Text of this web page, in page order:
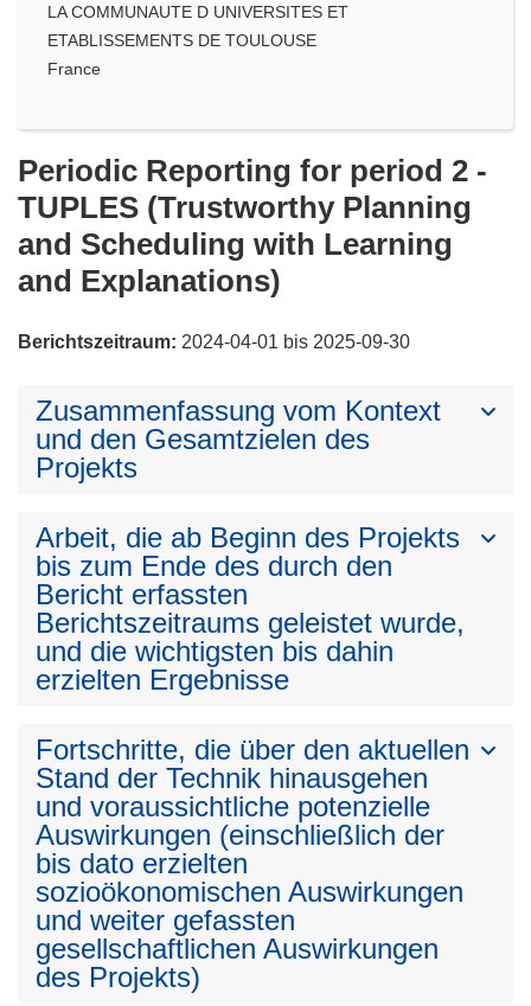
LA COMMUNAUTE D UNIVERSITES ET
ETABLISSEMENTS DE TOULOUSE
France
Periodic Reporting for period 2 -
TUPLES (Trustworthy Planning
and Scheduling with Learning
and Explanations)
Berichtszeitraum: 2024-04-01 bis 2025-09-30
Zusammenfassung vom Kontext
und den Gesamtzielen des
Projekts
Arbeit, die ab Beginn des Projekts
bis zum Ende des durch den
Bericht erfassten
Berichtszeitraums geleistet wurde,
und die wichtigsten bis dahin
erzielten Ergebnisse
Fortschritte, die über den aktuellen
Stand der Technik hinausgehen
und voraussichtliche potenzielle
Auswirkungen (einschließlich der
bis dato erzielten
sozioökonomischen Auswirkungen
und weiter gefassten
gesellschaftlichen Auswirkungen
des Projekts)